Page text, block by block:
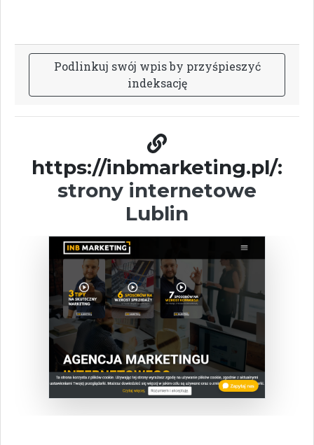
Podlinkuj swój wpisby przyśpieszyć
indeksację
https://inbmarketing.pl/:
strony internetowe
Lublin